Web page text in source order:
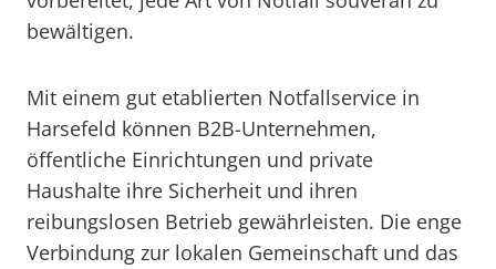
bewältigen.
Mit einem gut etablierten Notfallservice in
Harsefeld können B2B-Unternehmen,
öffentliche Einrichtungen und private
Haushalte ihre Sicherheit und ihren
reibungslosen Betrieb gewährleisten. Die enge
Verbindung zur lokalen Gemeinschaft und das